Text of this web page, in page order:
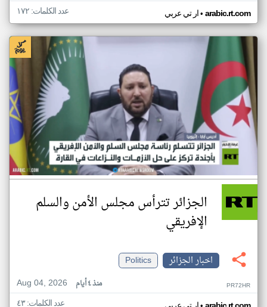
ار تي عربي• arabic.rt.com عدد الكلمات: ١٧٢
الجزائر تترأس مجلس الأمن والسلم
الإفريقي
اخبار الجزائر
Politics
Aug 04, 2026
منذ ٤ أيام PR72HR
عدد الكلمات: ٤٣